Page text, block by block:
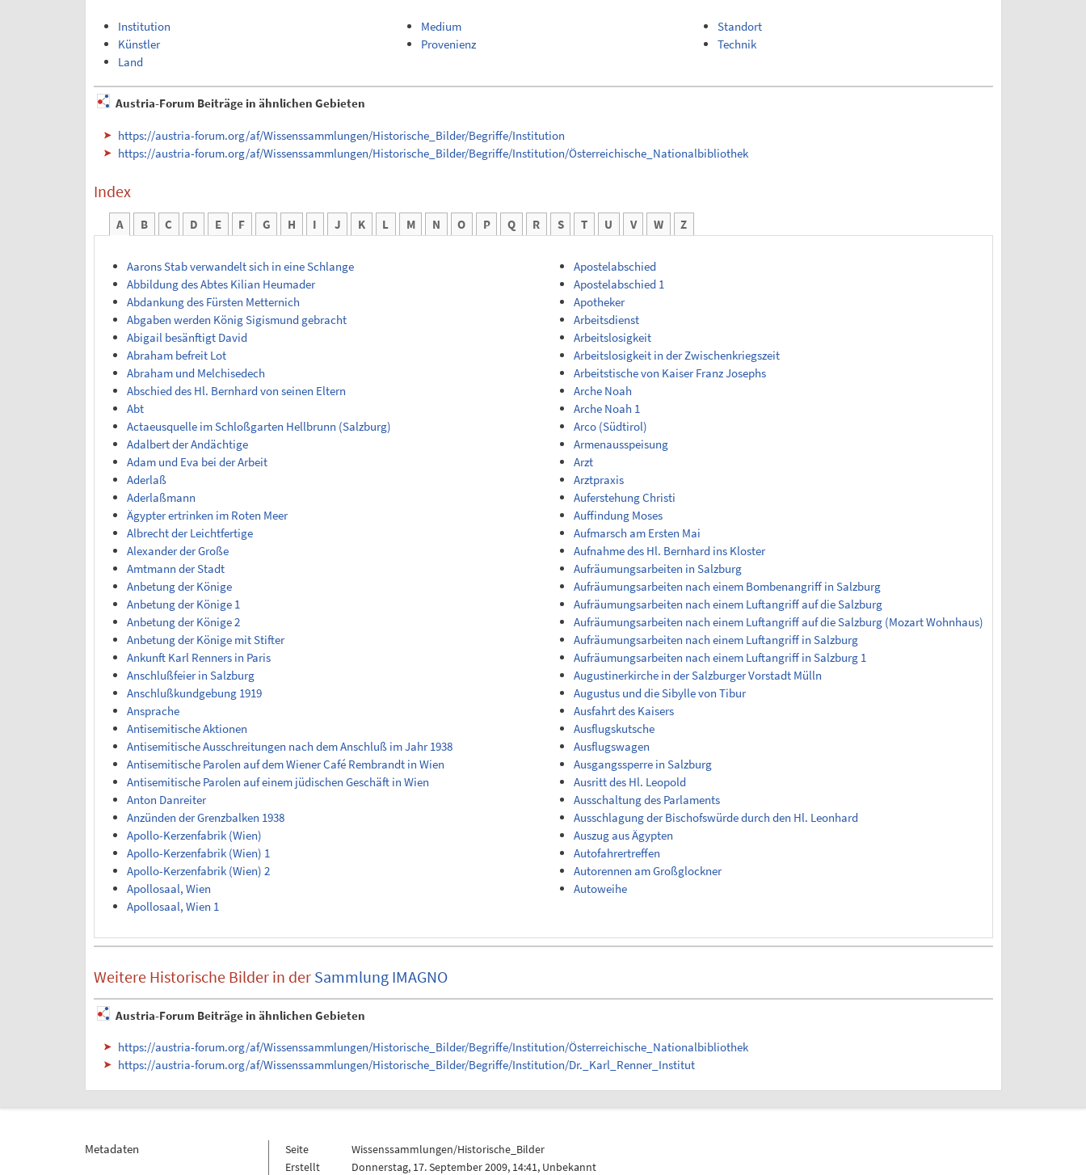
Institution
Künstler
Land
Medium
Provenienz
Standort
Technik
Austria-Forum Beiträge in ähnlichen Gebieten
https://austria-forum.org/af/Wissenssammlungen/Historische_Bilder/Begriffe/Institution
https://austria-forum.org/af/Wissenssammlungen/Historische_Bilder/Begriffe/Institution/Österreichische_Nationalbibliothek
Index
A B C D E F G H I J K L M N O P Q R S T U V W Z
Aarons Stab verwandelt sich in eine Schlange
Abbildung des Abtes Kilian Heumader
Abdankung des Fürsten Metternich
Abgaben werden König Sigismund gebracht
Abigail besänftigt David
Abraham befreit Lot
Abraham und Melchisedech
Abschied des Hl. Bernhard von seinen Eltern
Abt
Actaeusquelle im Schloßgarten Hellbrunn (Salzburg)
Adalbert der Andächtige
Adam und Eva bei der Arbeit
Aderlaß
Aderlaßmann
Ägypter ertrinken im Roten Meer
Albrecht der Leichtfertige
Alexander der Große
Amtmann der Stadt
Anbetung der Könige
Anbetung der Könige 1
Anbetung der Könige 2
Anbetung der Könige mit Stifter
Ankunft Karl Renners in Paris
Anschlußfeier in Salzburg
Anschlußkundgebung 1919
Ansprache
Antisemitische Aktionen
Antisemitische Ausschreitungen nach dem Anschluß im Jahr 1938
Antisemitische Parolen auf dem Wiener Café Rembrandt in Wien
Antisemitische Parolen auf einem jüdischen Geschäft in Wien
Anton Danreiter
Anzünden der Grenzbalken 1938
Apollo-Kerzenfabrik (Wien)
Apollo-Kerzenfabrik (Wien) 1
Apollo-Kerzenfabrik (Wien) 2
Apollosaal, Wien
Apollosaal, Wien 1
Apostelabschied
Apostelabschied 1
Apotheker
Arbeitsdienst
Arbeitslosigkeit
Arbeitslosigkeit in der Zwischenkriegszeit
Arbeitstische von Kaiser Franz Josephs
Arche Noah
Arche Noah 1
Arco (Südtirol)
Armenausspeisung
Arzt
Arztpraxis
Auferstehung Christi
Auffindung Moses
Aufmarsch am Ersten Mai
Aufnahme des Hl. Bernhard ins Kloster
Aufräumungsarbeiten in Salzburg
Aufräumungsarbeiten nach einem Bombenangriff in Salzburg
Aufräumungsarbeiten nach einem Luftangriff auf die Salzburg
Aufräumungsarbeiten nach einem Luftangriff auf die Salzburg (Mozart Wohnhaus)
Aufräumungsarbeiten nach einem Luftangriff in Salzburg
Aufräumungsarbeiten nach einem Luftangriff in Salzburg 1
Augustinerkirche in der Salzburger Vorstadt Mülln
Augustus und die Sibylle von Tibur
Ausfahrt des Kaisers
Ausflugskutsche
Ausflugswagen
Ausgangssperre in Salzburg
Ausritt des Hl. Leopold
Ausschaltung des Parlaments
Ausschlagung der Bischofswürde durch den Hl. Leonhard
Auszug aus Ägypten
Autofahrertreffen
Autorennen am Großglockner
Autoweihe
Weitere Historische Bilder in der Sammlung IMAGNO
Austria-Forum Beiträge in ähnlichen Gebieten
https://austria-forum.org/af/Wissenssammlungen/Historische_Bilder/Begriffe/Institution/Österreichische_Nationalbibliothek
https://austria-forum.org/af/Wissenssammlungen/Historische_Bilder/Begriffe/Institution/Dr._Karl_Renner_Institut
Metadaten Seite
Wissenssammlungen/Historische_Bilder
Erstellt
Donnerstag, 17. September 2009, 14:41, Unbekannt